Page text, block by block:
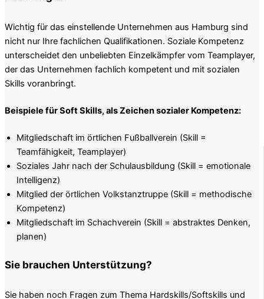
Wichtig für das einstellende Unternehmen aus Hamburg sind
nicht nur Ihre fachlichen Qualifikationen. Soziale Kompetenz
unterscheidet den unbeliebten Einzelkämpfer vom Teamplayer,
der das Unternehmen fachlich kompetent und mit sozialen
Skills voranbringt.
Beispiele für Soft Skills, als Zeichen sozialer Kompetenz:
Mitgliedschaft im örtlichen Fußballverein (Skill =
Teamfähigkeit, Teamplayer)
Soziales Jahr nach der Schulausbildung (Skill = emotionale
Intelligenz)
Mitglied der örtlichen Volkstanztruppe (Skill = methodische
Kompetenz)
Mitgliedschaft im Schachverein (Skill = abstraktes Denken,
planen)
Sie brauchen Unterstützung?
Sie haben noch Fragen zum Thema Hardskills/Softskills und